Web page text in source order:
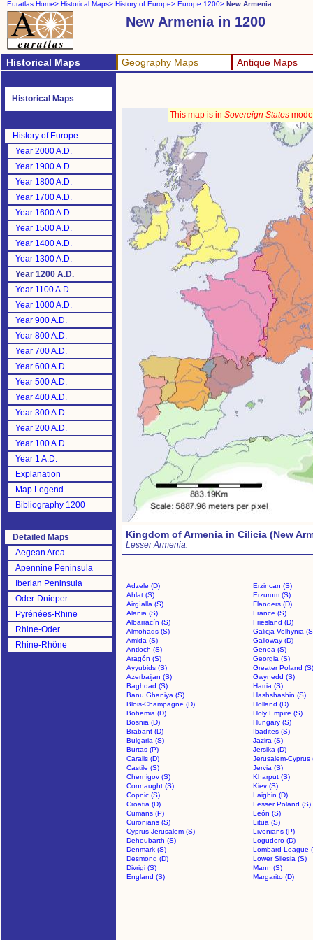
Euratlas Home> Historical Maps> History of Europe> Europe 1200> New Armenia
New Armenia in 1200
Historical Maps Geography Maps Antique Maps
Historical Maps
History of Europe
Year 2000 A.D.
Year 1900 A.D.
Year 1800 A.D.
Year 1700 A.D.
Year 1600 A.D.
Year 1500 A.D.
Year 1400 A.D.
Year 1300 A.D.
Year 1200 A.D.
Year 1100 A.D.
Year 1000 A.D.
Year 900 A.D.
Year 800 A.D.
Year 700 A.D.
Year 600 A.D.
Year 500 A.D.
Year 400 A.D.
Year 300 A.D.
Year 200 A.D.
Year 100 A.D.
Year 1 A.D.
Explanation
Map Legend
Bibliography 1200
Detailed Maps
Aegean Area
Apennine Peninsula
Iberian Peninsula
Oder-Dnieper
Pyrénées-Rhine
Rhine-Oder
Rhine-Rhône
This map is in Sovereign States
Kingdom of Armenia in Cilicia (New
Lesser Armenia.
Adzele (D)
Erzincan (S)
Ahlat (S)
Erzurum (S)
Airgíalla (S)
Flanders (D)
Alania (S)
France (S)
Albarracín (S)
Friesland (D)
Almohads (S)
Galicja-Volhynia
Amida (S)
Galloway (D)
Antioch (S)
Genoa (S)
Aragón (S)
Georgia (S)
Ayyubids (S)
Greater Poland (S)
Azerbaijan (S)
Gwynedd (S)
Baghdad (S)
Harria (S)
Banu Ghaniya (S)
Hashshashin (S)
Blois-Champagne (D)
Holland (D)
Bohemia (D)
Holy Empire (S)
Bosnia (D)
Hungary (S)
Brabant (D)
Ibadites (S)
Bulgaria (S)
Jazira (S)
Burtas (P)
Jersika (D)
Caralis (D)
Jerusalem-Cyprus
Castile (S)
Jervia (S)
Chernigov (S)
Kharput (S)
Connaught (S)
Kiev (S)
Copnic (S)
Laighin (D)
Croatia (D)
Lesser Poland (S)
Cumans (P)
León (S)
Curonians (S)
Litua (S)
Cyprus-Jerusalem (S)
Livonians (P)
Deheubarth (S)
Logudoro (D)
Denmark (S)
Lombard League
Desmond (D)
Lower Silesia (S)
Divrigi (S)
Mann (S)
England (S)
Margarito (D)